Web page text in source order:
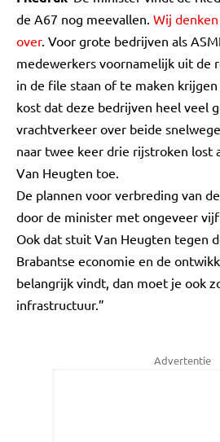
de A67 nog meevallen. Wij
over. Voor grote bedrijven als
medewerkers voornamelijk uit de
in de file staan of te maken
kost dat deze bedrijven heel veel
vrachtverkeer over beide
naar twee keer drie rijstroken lost
Van Heugten toe.
De plannen voor verbreding van de
door de minister met ongeveer vijf
Ook dat stuit Van Heugten tegen
Brabantse economie en de
belangrijk vindt, dan moet je ook
infrastructuur.”
Advertentie